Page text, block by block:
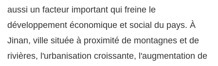
aussi un facteur important qui freine le
développement économique et social du pays. À
Jinan, ville située à proximité de montagnes et de
rivières, l'urbanisation croissante, l'augmentation de